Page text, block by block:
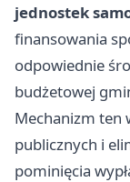
jednostek
finansowania
odpowiednie
budżetowej
Mechanizm ten
publicznych i
pominięcia